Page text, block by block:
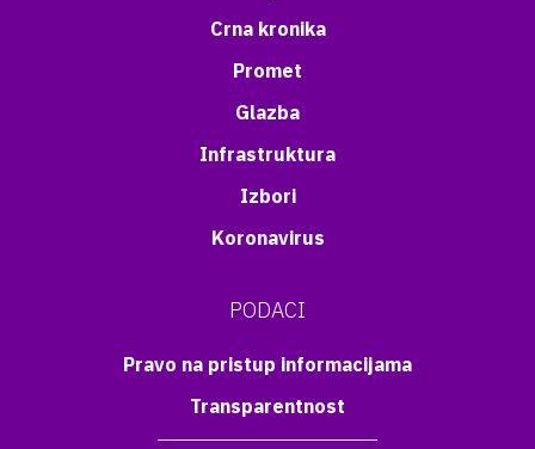
Crna kronika
Promet
Glazba
Infrastruktura
Izbori
Koronavirus
PODACI
Pravo na pristup informacijama
Transparentnost